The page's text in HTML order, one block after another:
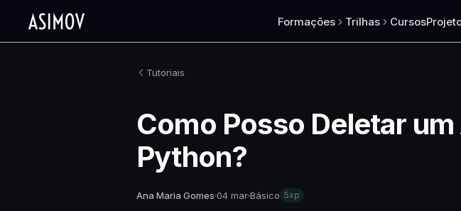
Formações Trilhas Cursos
Tutoriais
Como Posso Deletar
Python?
Ana Maria Gomes 04 marBásico 5xp